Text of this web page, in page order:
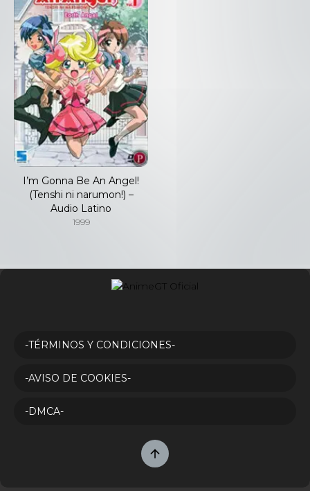
I’m Gonna Be An Angel!
(Tenshi ni narumon!) –
Audio Latino
1999
-TÉRMINOS Y CONDICIONES-
-AVISO DE COOKIES-
-DMCA-